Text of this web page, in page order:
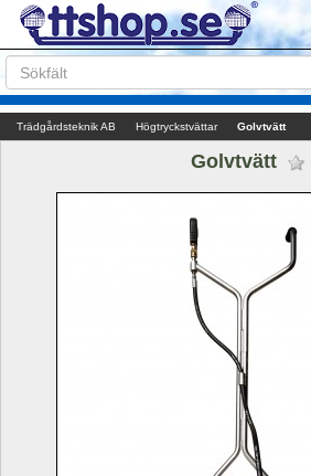
Trädgårdsteknik AB Högtryckstvättar Golvtvätt
Golvtvätt